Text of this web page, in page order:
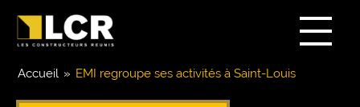
Accueil » EMI regroupe ses activités à Saint-Louis